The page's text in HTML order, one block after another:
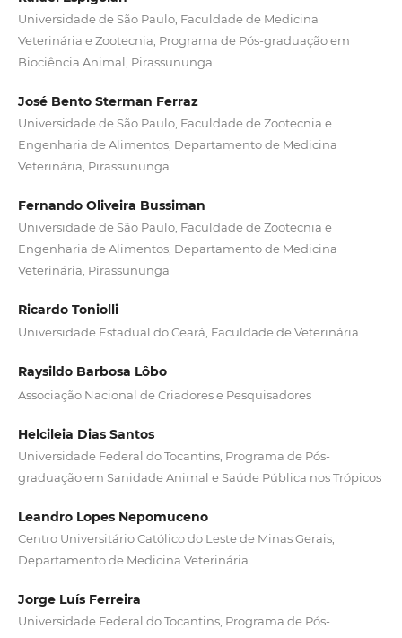
Universidade de São Paulo, Faculdade de Medicina
Veterinária e Zootecnia, Programa de Pós-graduação em
Biociência Animal, Pirassununga
José Bento Sterman Ferraz
Universidade de São Paulo, Faculdade de Zootecnia e
Engenharia de Alimentos, Departamento de Medicina
Veterinária, Pirassununga
Fernando Oliveira Bussiman
Universidade de São Paulo, Faculdade de Zootecnia e
Engenharia de Alimentos, Departamento de Medicina
Veterinária, Pirassununga
Ricardo Toniolli
Universidade Estadual do Ceará, Faculdade de Veterinária
Raysildo Barbosa Lôbo
Associação Nacional de Criadores e Pesquisadores
Helcileia Dias Santos
Universidade Federal do Tocantins, Programa de Pós-
graduação em Sanidade Animal e Saúde Pública nos Trópicos
Leandro Lopes Nepomuceno
Centro Universitário Católico do Leste de Minas Gerais,
Departamento de Medicina Veterinária
Jorge Luís Ferreira
Universidade Federal do Tocantins, Programa de Pós-